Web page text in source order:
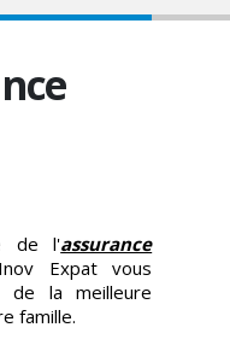
de l'assurance
Expat vous
de la meilleure
famille.